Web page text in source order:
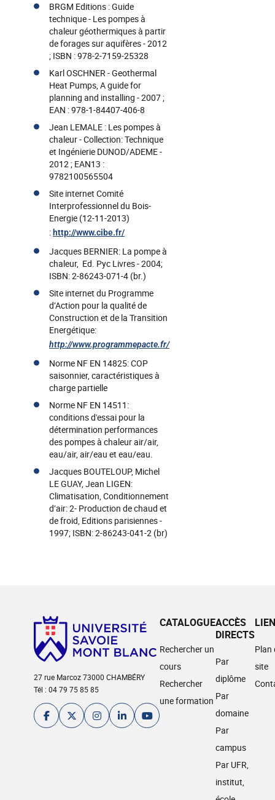
BRGM Editions : Guide
technique - Les pompes à
chaleur géothermiques à partir
de forages sur aquifères - 2012
; ISBN : 978-2-7159-25328
Karl OSCHNER - Geothermal
Heat Pumps, A guide for
planning and installing - 2007 ;
EAN : 978-1-84407-406-8
Jean LEMALE : Les pompes à
chaleur - Collection: Technique
et Ingénierie DUNOD/ADEME -
2012 ; EAN13 :
9782100565504
Site internet Comité
Interprofessionnel du Bois-
Energie (12-11-2013)
: http://www.cibe.fr/
Jacques BERNIER: La pompe à
chaleur, Ed. Pyc Livres - 2004;
ISBN: 2-86243-071-4 (br.)
Site internet du Programme
d’Action pour la qualité de
Construction et de la Transition
Energétique:
http://www.programmepacte.fr/
Norme NF EN 14825: COP
saisonnier, caractéristiques à
charge partielle
Norme NF EN 14511:
conditions d'essai pour la
détermination performances
des pompes à chaleur air/air,
eau/air, air/eau et eau/eau.
Jacques BOUTELOUP, Michel
LE GUAY, Jean LIGEN:
Climatisation, Conditionnement
d’air: 2- Production de chaud et
de froid, Editions parisiennes -
1997; ISBN: 2-86243-041-2 (br)
27 rue Marcoz 73000 CHAMBÉRY
Tél : 04 79 75 85 85
CATALOGUE
Rechercher un
cours
Rechercher
une formation
ACCÈS
DIRECTS
Par
diplôme
Par
domaine
Par
campus
Par UFR,
institut,
Plan
site